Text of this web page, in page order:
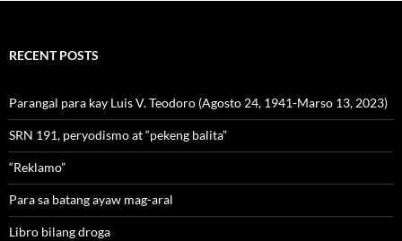
RECENT POSTS
Parangal para kay Luis V. Teodoro (Agosto 24, 1941-Marso 13, 2023)
SRN 191, peryodismo at “pekeng balita”
“Reklamo”
Para sa batang ayaw mag-aral
Libro bilang droga